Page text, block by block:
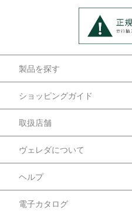
製品を探す
ショッピングガイド
取扱店舗
ヴェレダについて
ヘルプ
電子カタログ